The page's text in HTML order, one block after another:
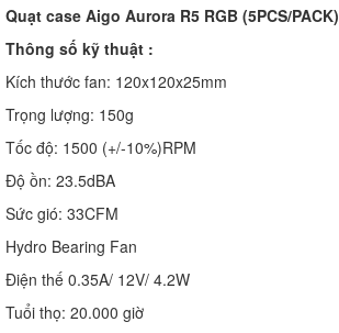
Quạt case Aigo Aurora R5 RGB (5PCS/PACK)
Thông số kỹ thuật :
Kích thước fan: 120x120x25mm
Trọng lượng: 150g
Tốc độ: 1500 (+/-10%)RPM
Độ ồn: 23.5dBA
Sức gió: 33CFM
Hydro Bearing Fan
Điện thế 0.35A/ 12V/ 4.2W
Tuổi thọ: 20.000 giờ